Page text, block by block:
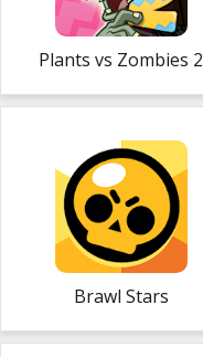
Plants vs Zombies 2
Brawl Stars